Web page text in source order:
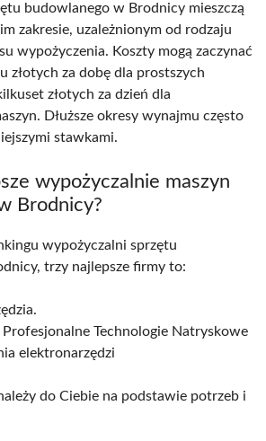
budowlanego w Brodnicy mieszczą
zakresie, uzależnionym od rodzaju
wypożyczenia. Koszty mogą zaczynać
złotych za dobę dla prostszych
złotych za dzień dla
Dłuższe okresy wynajmu często
stawkami.
wypożyczalnie maszyn
Brodnicy?
wypożyczalni sprzętu
trzy najlepsze firmy to:
Technologie Natryskowe
elektronarzędzi
do Ciebie na podstawie potrzeb i